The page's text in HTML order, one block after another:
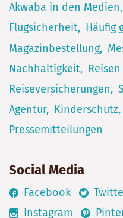
Akwaba in den Medien
Flugsicherheit
Häufig
Magazinbestellung
Nachhaltigkeit
Reiseversicherungen
Agentur
Kinderschutz
Pressemitteilungen
Social Media
Facebook
Instagram